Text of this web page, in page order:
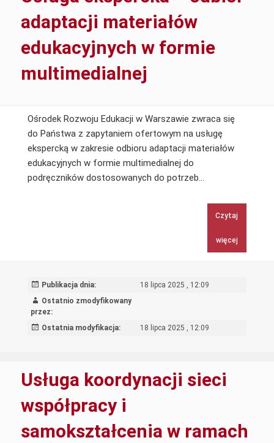
Al.
Ujazdowskich
28
w
Warszawie”.
adaptacji materiałów
edukacyjnych w formie
multimedialnej
Ośrodek Rozwoju Edukacji w Warszawie zwraca się
do Państwa z zapytaniem ofertowym na usługę
ekspercką w zakresie odbioru adaptacji materiałów
edukacyjnych w formie multimedialnej do
podręczników dostosowanych do potrzeb…
Czytaj
więcej
–
odbiór
adaptacji
materiałów
w
Publikacja dnia:
18 lipca 2025 , 12:09
Ostatnio zmodyfikowany
przez:
Ostatnia modyfikacja:
18 lipca 2025 , 12:09
Usługa koordynacji sieci
współpracy i
samokształcenia w ramach